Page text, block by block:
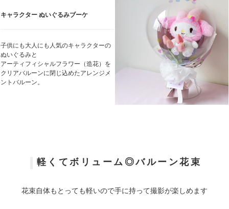
キャラクター ぬいぐるみブーケ
子供にも大人にも人気のキャラクターの
ぬいぐるみと
アーティフィシャルフラワー（造花）を
クリアバルーンに閉じ込めたアレンジメ
ントバルーン。
軽くてボリューム◎バルーン花束
花束自体もとっても軽いので手に持って撮影が楽しめます